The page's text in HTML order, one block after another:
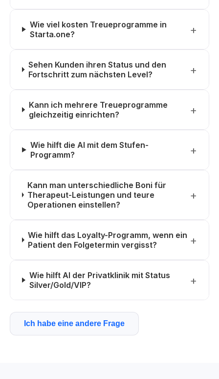
Wie viel kosten Treueprogramme in
Starta.one?
Sehen Kunden ihren Status und den
Fortschritt zum nächsten Level?
Kann ich mehrere Treueprogramme
gleichzeitig einrichten?
Wie hilft die AI mit dem Stufen-
Programm?
Kann man unterschiedliche Boni für
Therapeut-Leistungen und teure
Operationen einstellen?
Wie hilft das Loyalty-Programm, wenn ein
Patient den Folgetermin vergisst?
Wie hilft AI der Privatklinik mit Status
Silver/Gold/VIP?
Ich habe eine andere Frage